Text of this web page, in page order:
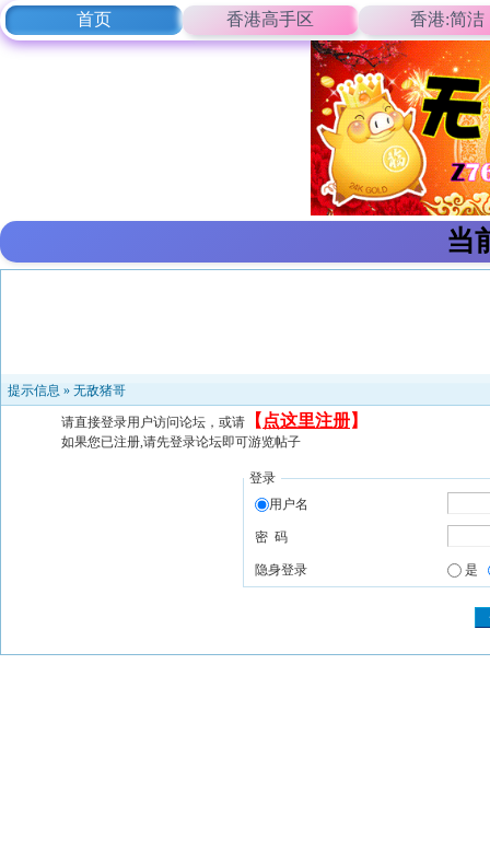
首页 香港高手区 香港:简洁
当
提示信息 » 无敌猪哥
请直接登录用户访问论坛，或请 【 点这里注册】
如果您已注册,请先登录论坛即可游览帖子
登录
用户名
密 码
隐身登录 是